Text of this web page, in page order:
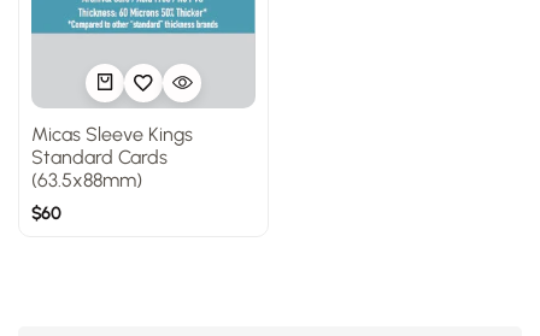
Micas Sleeve Kings
Standard Cards
(63.5x88mm)
$60